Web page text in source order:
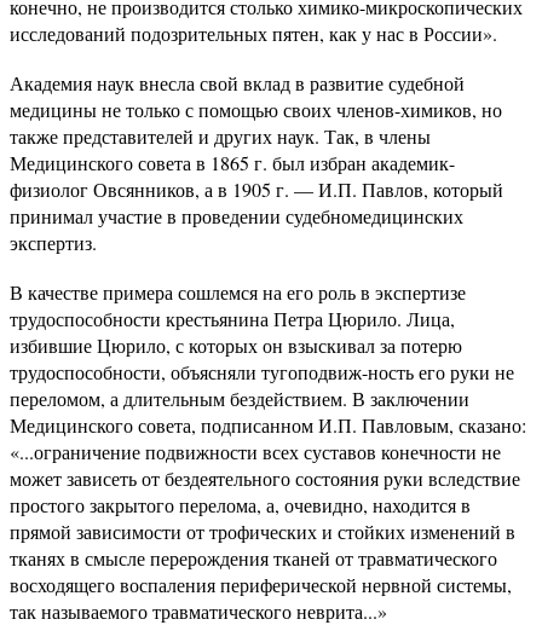
конечно, не производится столько химико-микроскопических
исследований подозрительных пятен, как у нас в России».
Академия наук внесла свой вклад в развитие судебной
медицины не только с помощью своих членов-химиков, но
также представителей и других наук. Так, в члены
Медицинского совета в 1865 г. был избран академик-
физиолог Овсянников, а в 1905 г. — И.П. Павлов, который
принимал участие в проведении судебномедицинских
экспертиз.
В качестве примера сошлемся на его роль в экспертизе
трудоспособности крестьянина Петра Цюрило. Лица,
избившие Цюрило, с которых он взыскивал за потерю
трудоспособности, объясняли тугоподвиж-ность его руки не
переломом, а длительным бездействием. В заключении
Медицинского совета, подписанном И.П. Павловым, сказано:
«...ограничение подвижности всех суставов конечности не
может зависеть от бездеятельного состояния руки вследствие
простого закрытого перелома, а, очевидно, находится в
прямой зависимости от трофических и стойких изменений в
тканях в смысле перерождения тканей от травматического
восходящего воспаления периферической нервной системы,
так называемого травматического неврита...»